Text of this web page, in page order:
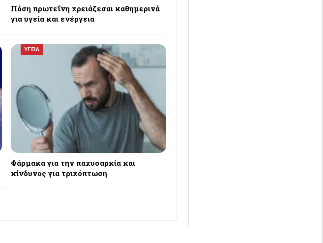
Πόση πρωτεΐνη χρειάζεσαι καθημερινά
για υγεία και ενέργεια
ΥΓΕΙΑ
Φάρμακα για την παχυσαρκία και
κίνδυνος για τριχόπτωση